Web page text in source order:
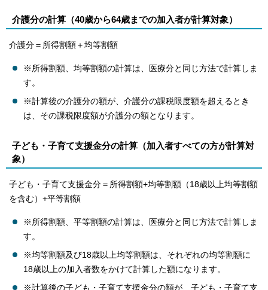
介護分の計算（40歳から64歳までの加入者が計算対象）
介護分＝所得割額＋均等割額
※所得割額、均等割額の計算は、医療分と同じ方法で計算しま
す。
※計算後の介護分の額が、介護分の課税限度額を超えるとき
は、その課税限度額が介護分の額となります。
子ども・子育て支援金分の計算（加入者すべての方が計算対
象）
子ども・子育て支援金分＝所得割額+均等割額（18歳以上均等割額
を含む）+平等割額
※所得割額、平等割額の計算は、医療分と同じ方法で計算しま
す。
※均等割額及び18歳以上均等割額は、それぞれの均等割額に
18歳以上の加入者数をかけて計算した額になります。
※計算後の子ども・子育て支援金分の額が、子ども・子育て支